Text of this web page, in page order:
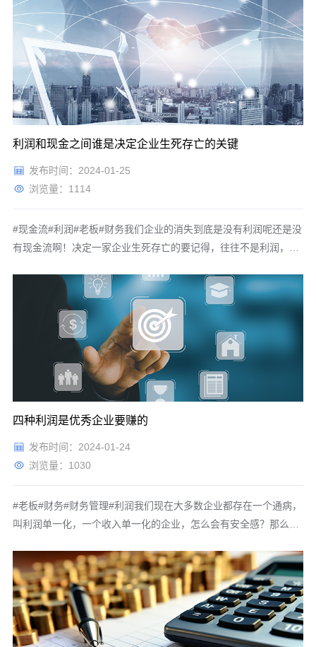
20%的部分，法院不予支持也是无效的。这是第一条。第二条违约
方至违约之日起，向守约方支付万分之五的罚息，也就是说每天按
合同金额的万分之五
利润和现金之间谁是决定企业生死存亡的关键
发布时间：2024-01-25
浏览量：1114
#现金流#利润#老板#财务我们企业的消失到底是没有利润呢还是没
有现金流啊！决定一家企业生死存亡的要记得，往往不是利润，而
不能解救企业于水火？原因是我们有两种利润，第一种叫账面利
润，第二种叫现金利润，这两个要分清楚。很多老板说我们企业有
大把的资产，
四种利润是优秀企业要赚的
发布时间：2024-01-24
浏览量：1030
#老板#财务#财务管理#利润我们现在大多数企业都存在一个通病，
叫利润单一化，一个收入单一化的企业，怎么会有安全感？那么我
品利润那是天经地义的事情。商品利润理解起来非常简单，就叫做
差价，用价格减去成本，它大于零代表企业有利润，小于零代表企
业是亏损。